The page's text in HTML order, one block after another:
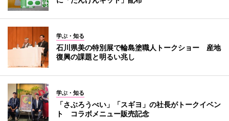
学ぶ・知る
石川県美の特別展で輪島塗職人トークショー 産地
復興の課題と明るい兆し
学ぶ・知る
「さぶろうべい」「スギヨ」の社長がトークイベン
ト コラボメニュー販売記念